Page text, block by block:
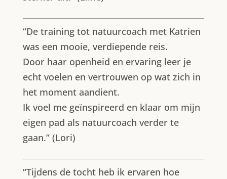
“De training tot natuurcoach met Katrien
was een mooie, verdiepende reis.
Door haar openheid en ervaring leer je
echt voelen en vertrouwen op wat zich in
het moment aandient.
Ik voel me geïnspireerd en klaar om mijn
eigen pad als natuurcoach verder te
gaan.” (Lori)
“Tijdens de tocht heb ik ervaren hoe